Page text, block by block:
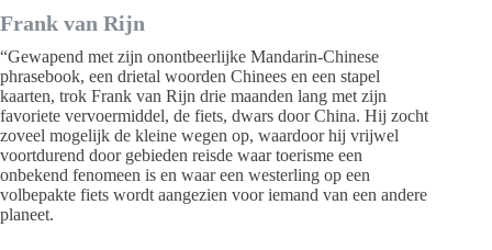
Frank van Rijn
“Gewapend met zijn onontbeerlijke Mandarin-Chinese
phrasebook, een drietal woorden Chinees en een stapel
kaarten, trok Frank van Rijn drie maanden lang met zijn
favoriete vervoermiddel, de fiets, dwars door China. Hij zocht
zoveel mogelijk de kleine wegen op, waardoor hij vrijwel
voortdurend door gebieden reisde waar toerisme een
onbekend fenomeen is en waar een westerling op een
volbepakte fiets wordt aangezien voor iemand van een andere
planeet.